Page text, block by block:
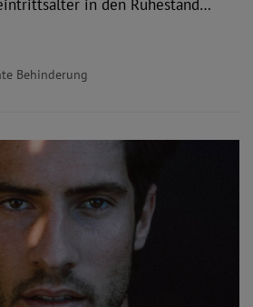
in den Ruhestand…
Behinderung